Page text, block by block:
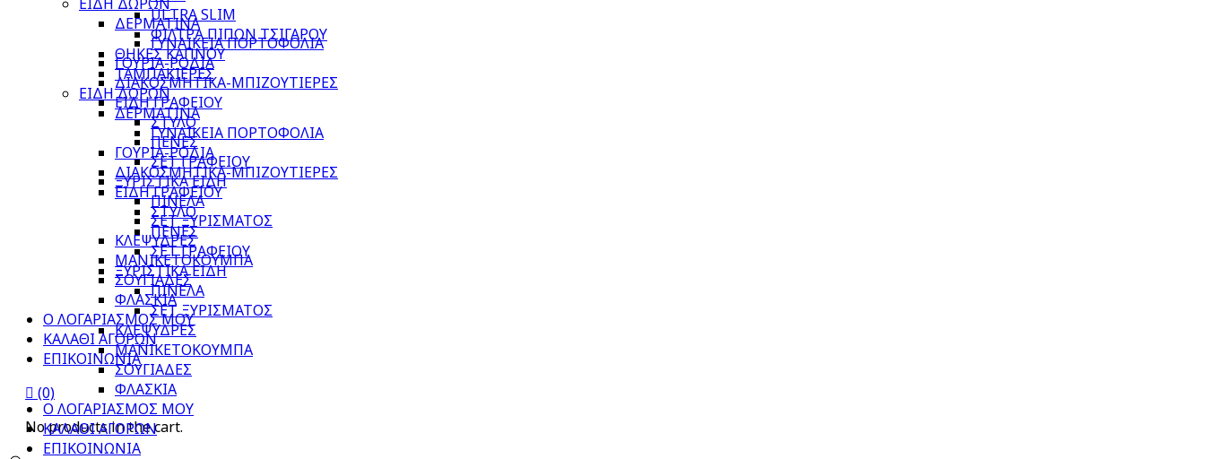
ΔΕΡΜΑΤΙΝΑ
ΓΥΝΑΙΚΕΙΑ ΠΟΡΤΟΦΟΛΙΑ
ΓΟΥΡΙΑ-ΡΟΔΙΑ
ΔΙΑΚΟΣΜΗΤΙΚΑ-ΜΠΙΖΟΥΤΙΕΡΕΣ
ΕΙΔΗ ΓΡΑΦΕΙΟΥ
ΣΤΥΛΟ
ΠΕΝΕΣ
ΣΕΤ ΓΡΑΦΕΙΟΥ
ΞΥΡΙΣΤΙΚΑ ΕΙΔΗ
ΠΙΝΕΛΑ
ΣΕΤ ΞΥΡΙΣΜΑΤΟΣ
ΚΛΕΨΥΔΡΕΣ
ΜΑΝΙΚΕΤΟΚΟΥΜΠΑ
ΣΟΥΓΙΑΔΕΣ
ΦΛΑΣΚΙΑ
Ο ΛΟΓΑΡΙΑΣΜΟΣ ΜΟΥ
ΚΑΛΑΘΙ ΑΓΟΡΩΝ
ΕΠΙΚΟΙΝΩΝΙΑ
(0)
No products in the cart.
ULTRA SLIM
ΦΙΛΤΡΑ ΠΙΠΩΝ ΤΣΙΓΑΡΟΥ
ΘΗΚΕΣ ΚΑΠΝΟΥ
ΤΑΜΠΑΚΙΕΡΕΣ
ΕΙΔΗ ΔΩΡΩΝ
ΔΕΡΜΑΤΙΝΑ
ΓΥΝΑΙΚΕΙΑ ΠΟΡΤΟΦΟΛΙΑ
ΓΟΥΡΙΑ-ΡΟΔΙΑ
ΔΙΑΚΟΣΜΗΤΙΚΑ-ΜΠΙΖΟΥΤΙΕΡΕΣ
ΕΙΔΗ ΓΡΑΦΕΙΟΥ
ΣΤΥΛΟ
ΠΕΝΕΣ
ΣΕΤ ΓΡΑΦΕΙΟΥ
ΞΥΡΙΣΤΙΚΑ ΕΙΔΗ
ΠΙΝΕΛΑ
ΣΕΤ ΞΥΡΙΣΜΑΤΟΣ
ΚΛΕΨΥΔΡΕΣ
ΜΑΝΙΚΕΤΟΚΟΥΜΠΑ
ΣΟΥΓΙΑΔΕΣ
ΦΛΑΣΚΙΑ
Ο ΛΟΓΑΡΙΑΣΜΟΣ ΜΟΥ
ΚΑΛΑΘΙ ΑΓΟΡΩΝ
ΕΠΙΚΟΙΝΩΝΙΑ